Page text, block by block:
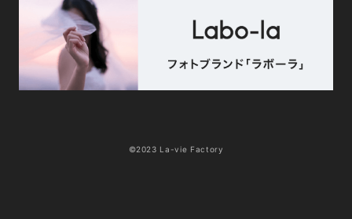
©2023 La-vie Factory